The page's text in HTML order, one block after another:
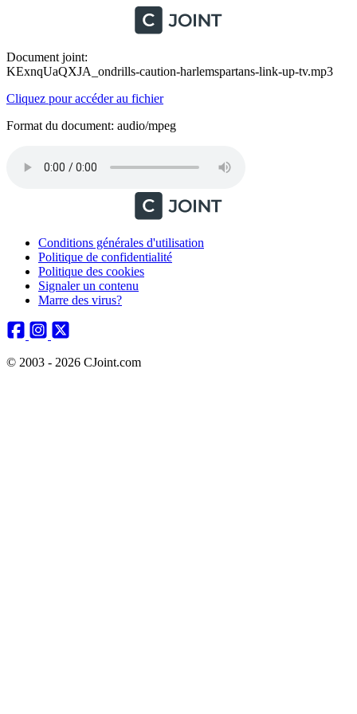
Document joint:
KExnqUaQXJA_ondrills-caution-harlemspartans-link-up-tv.mp3
Cliquez pour accéder au fichier
Format du document: audio/mpeg
Conditions générales d'utilisation
Politique de confidentialité
Politique des cookies
Signaler un contenu
Marre des virus?
© 2003 - 2026 CJoint.com